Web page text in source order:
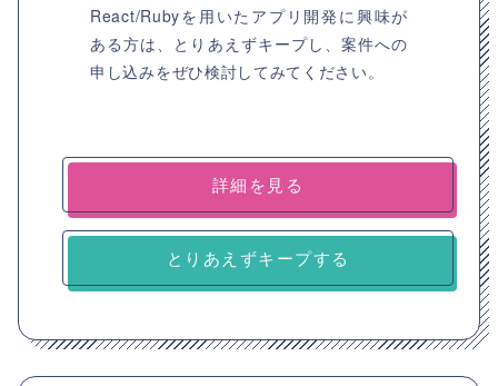
React/Rubyを用いたアプリ開発に興味が
ある方は、とりあえずキープし、案件への
申し込みをぜひ検討してみてください。
詳細を見る
とりあえずキープする